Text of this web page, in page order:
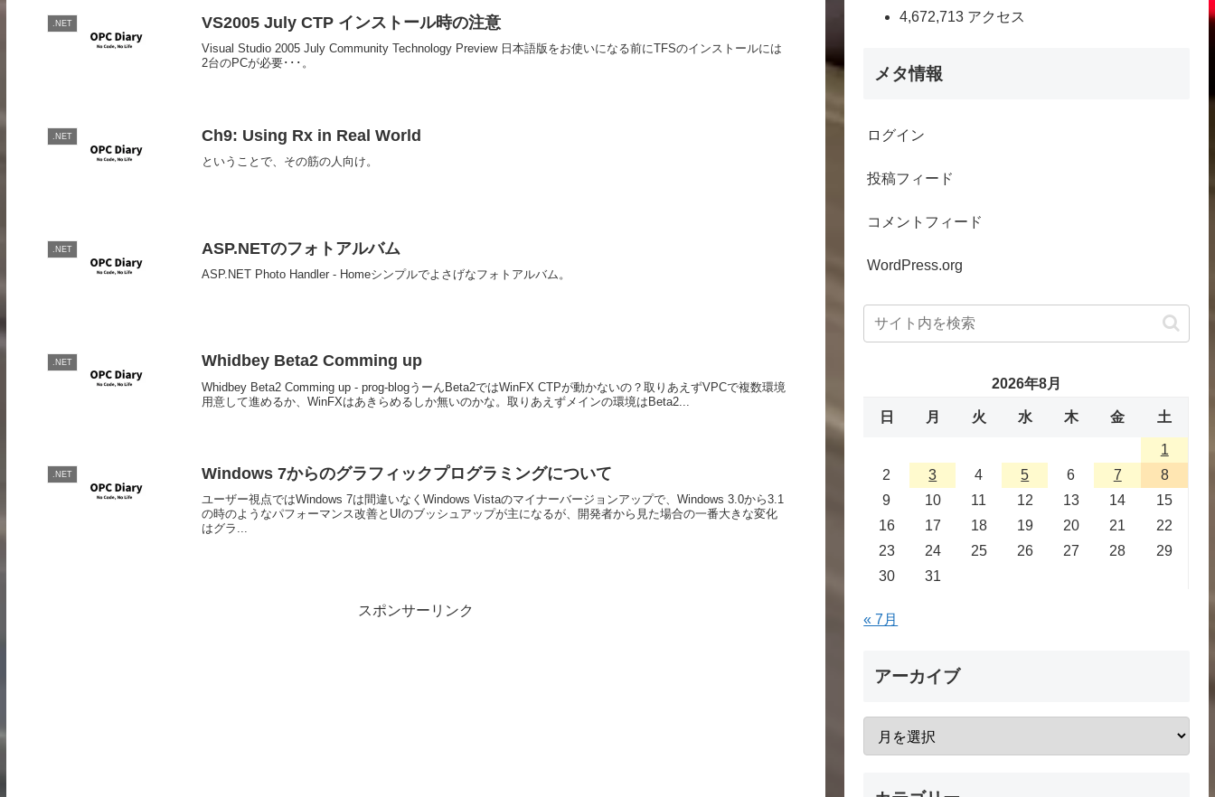
.NET VS2005 July CTP インストール時の注意
Visual Studio 2005 July Community Technology Preview 日本語版をお使いになる前にTFSのインストールには
2台のPCが必要･･･。
.NET Ch9: Using Rx in Real World
ということで、その筋の人向け。
.NET ASP.NETのフォトアルバム
ASP.NET Photo Handler - Homeシンプルでよさげなフォトアルバム。
.NET Whidbey Beta2 Comming up
Whidbey Beta2 Comming up - prog-blogうーんBeta2ではWinFX CTPが動かないの？取りあえずVPCで複数環境
用意して進めるか、WinFXはあきらめるしか無いのかな。取りあえずメインの環境はBeta2...
.NET Windows 7からのグラフィックプログラミングについて
ユーザー視点ではWindows 7は間違いなくWindows Vistaのマイナーバージョンアップで、Windows 3.0から3.1
の時のようなパフォーマンス改善とUIのブッシュアップが主になるが、開発者から見た場合の一番大きな変化
はグラ...
スポンサーリンク
4,672,713 アクセス
メタ情報
ログイン
投稿フィード
コメントフィード
WordPress.org
2026年8月
日 月 火 水 木 金 土
1
2
3 4 5 6 7
8
9
10 11 12 13 14
15
16
17 18 19 20 21
22
23
24 25 26 27 28
29
30
31
« 7月
アーカイブ